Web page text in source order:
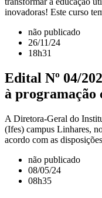
inovadoras! Este curso
não publicado
26/11/24
18h31
Edital Nº 04/
à programação
A Diretora-Geral do
(Ifes) campus Linhares,
acordo com as
não publicado
08/05/24
08h35